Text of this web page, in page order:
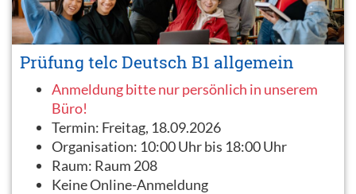
Prüfung telc Deutsch B1 allgemein
Anmeldung bitte nur persönlich in unserem
Büro!
Termin: Freitag, 18.09.2026
Organisation: 10:00 Uhr bis 18:00 Uhr
Raum: Raum 208
Keine Online-Anmeldung